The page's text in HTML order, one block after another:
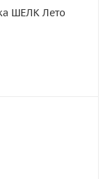
ШЕЛК Лето